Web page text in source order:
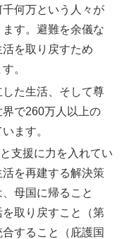
何万という人々が
す。避難を余儀な
を取り戻すため
。
た生活、そして尊
で260万人以上の
ます。
支援に力を入れてい
を再建する解決策
母国に帰ること
を取り戻すこと（第
すること（庇護国